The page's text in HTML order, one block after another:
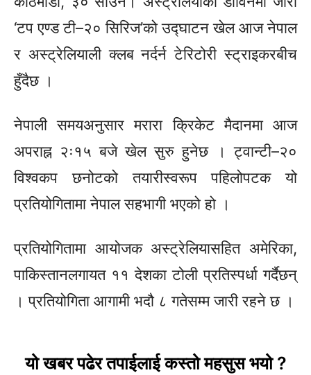
‘टप एण्ड टी–२० सिरिज’को उद्घाटन खेल आज नेपाल
र अस्ट्रेलियाली क्लब नर्दर्न टेरिटोरी स्ट्राइकरबीच
हुँदैछ ।
नेपाली समयअनुसार मरारा क्रिकेट मैदानमा आज
अपराह्न २ः१५ बजे खेल सुरु हुनेछ । ट्वान्टी–२०
विश्वकप छनोटको तयारीस्वरूप पहिलोपटक यो
प्रतियोगितामा नेपाल सहभागी भएको हो ।
प्रतियोगितामा आयोजक अस्ट्रेलियासहित अमेरिका,
पाकिस्तानलगायत ११ देशका टोली प्रतिस्पर्धा गर्दैछन्
। प्रतियोगिता आगामी भदौ ८ गतेसम्म जारी रहने छ ।
यो खबर पढेर तपाईलाई कस्तो महसुस भयो ?